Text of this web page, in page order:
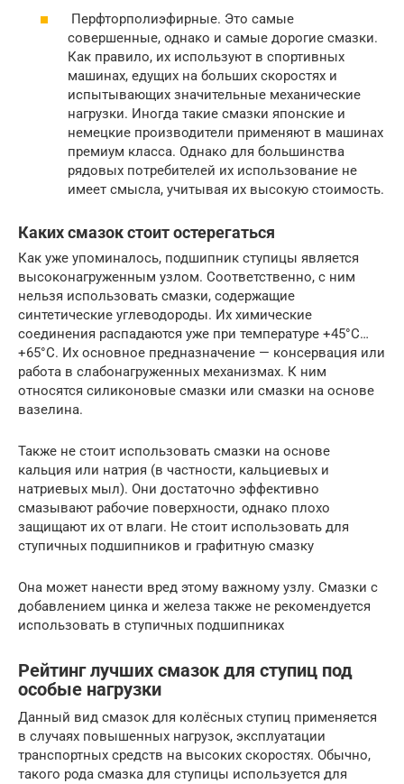
Перфторполиэфирные. Это самые
совершенные, однако и самые дорогие смазки.
Как правило, их используют в спортивных
машинах, едущих на больших скоростях и
испытывающих значительные механические
нагрузки. Иногда такие смазки японские и
немецкие производители применяют в машинах
премиум класса. Однако для большинства
рядовых потребителей их использование не
имеет смысла, учитывая их высокую стоимость.
Каких смазок стоит остерегаться
Как уже упоминалось, подшипник ступицы является
высоконагруженным узлом. Соответственно, с ним
нельзя использовать смазки, содержащие
синтетические углеводороды. Их химические
соединения распадаются уже при температуре +45°С…
+65°С. Их основное предназначение — консервация или
работа в слабонагруженных механизмах. К ним
относятся силиконовые смазки или смазки на основе
вазелина.
Также не стоит использовать смазки на основе
кальция или натрия (в частности, кальциевых и
натриевых мыл). Они достаточно эффективно
смазывают рабочие поверхности, однако плохо
защищают их от влаги. Не стоит использовать для
ступичных подшипников и графитную смазку
Она может нанести вред этому важному узлу. Смазки с
добавлением цинка и железа также не рекомендуется
использовать в ступичных подшипниках
Рейтинг лучших смазок для ступиц под
особые нагрузки
Данный вид смазок для колёсных ступиц применяется
в случаях повышенных нагрузок, эксплуатации
транспортных средств на высоких скоростях. Обычно,
такого рода смазка для ступицы используется для